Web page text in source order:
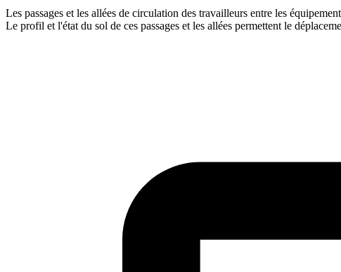
Les passages et les allées de circulation des travailleurs entre les
Le profil et l'état du sol de ces passages et les allées permettent le